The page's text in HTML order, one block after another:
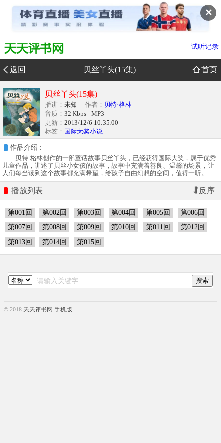
✕
试听记录
返回 贝丝丫头(15集) 首页
贝丝丫头(15集)
播讲： 未知 作者： 贝特·格林
音质： 32 Kbps - MP3
更新： 2013/12/6 10:35:00
标签： 国际大奖小说
作品介绍：
贝特·格林创作的一部童话故事贝丝丫头，已经获得国际大奖，属于优秀
儿童作品，讲述了贝丝小女孩的故事，故事中充满着善良、温馨的场景，让
人们每当读到这个故事都充满希望，给孩子自由幻想的空间，值得一听。
播放列表
第001回 第002回 第003回 第004回 第005回
第006回
第007回
第008回 第009回 第010回 第011回
第012回
第013回
第014回 第015回
© 2018 天天评书网 手机版